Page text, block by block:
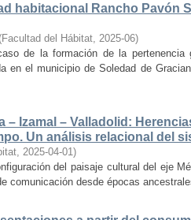
habitacional Rancho Pavón
(Facultad del Hábitat, 2025-06)
de la formación de la
en el municipio de Soledad de
– Izamal – Valladolid:
Un análisis relacional del
, 2025-04-01)
del paisaje cultural del eje
comunicación desde épocas